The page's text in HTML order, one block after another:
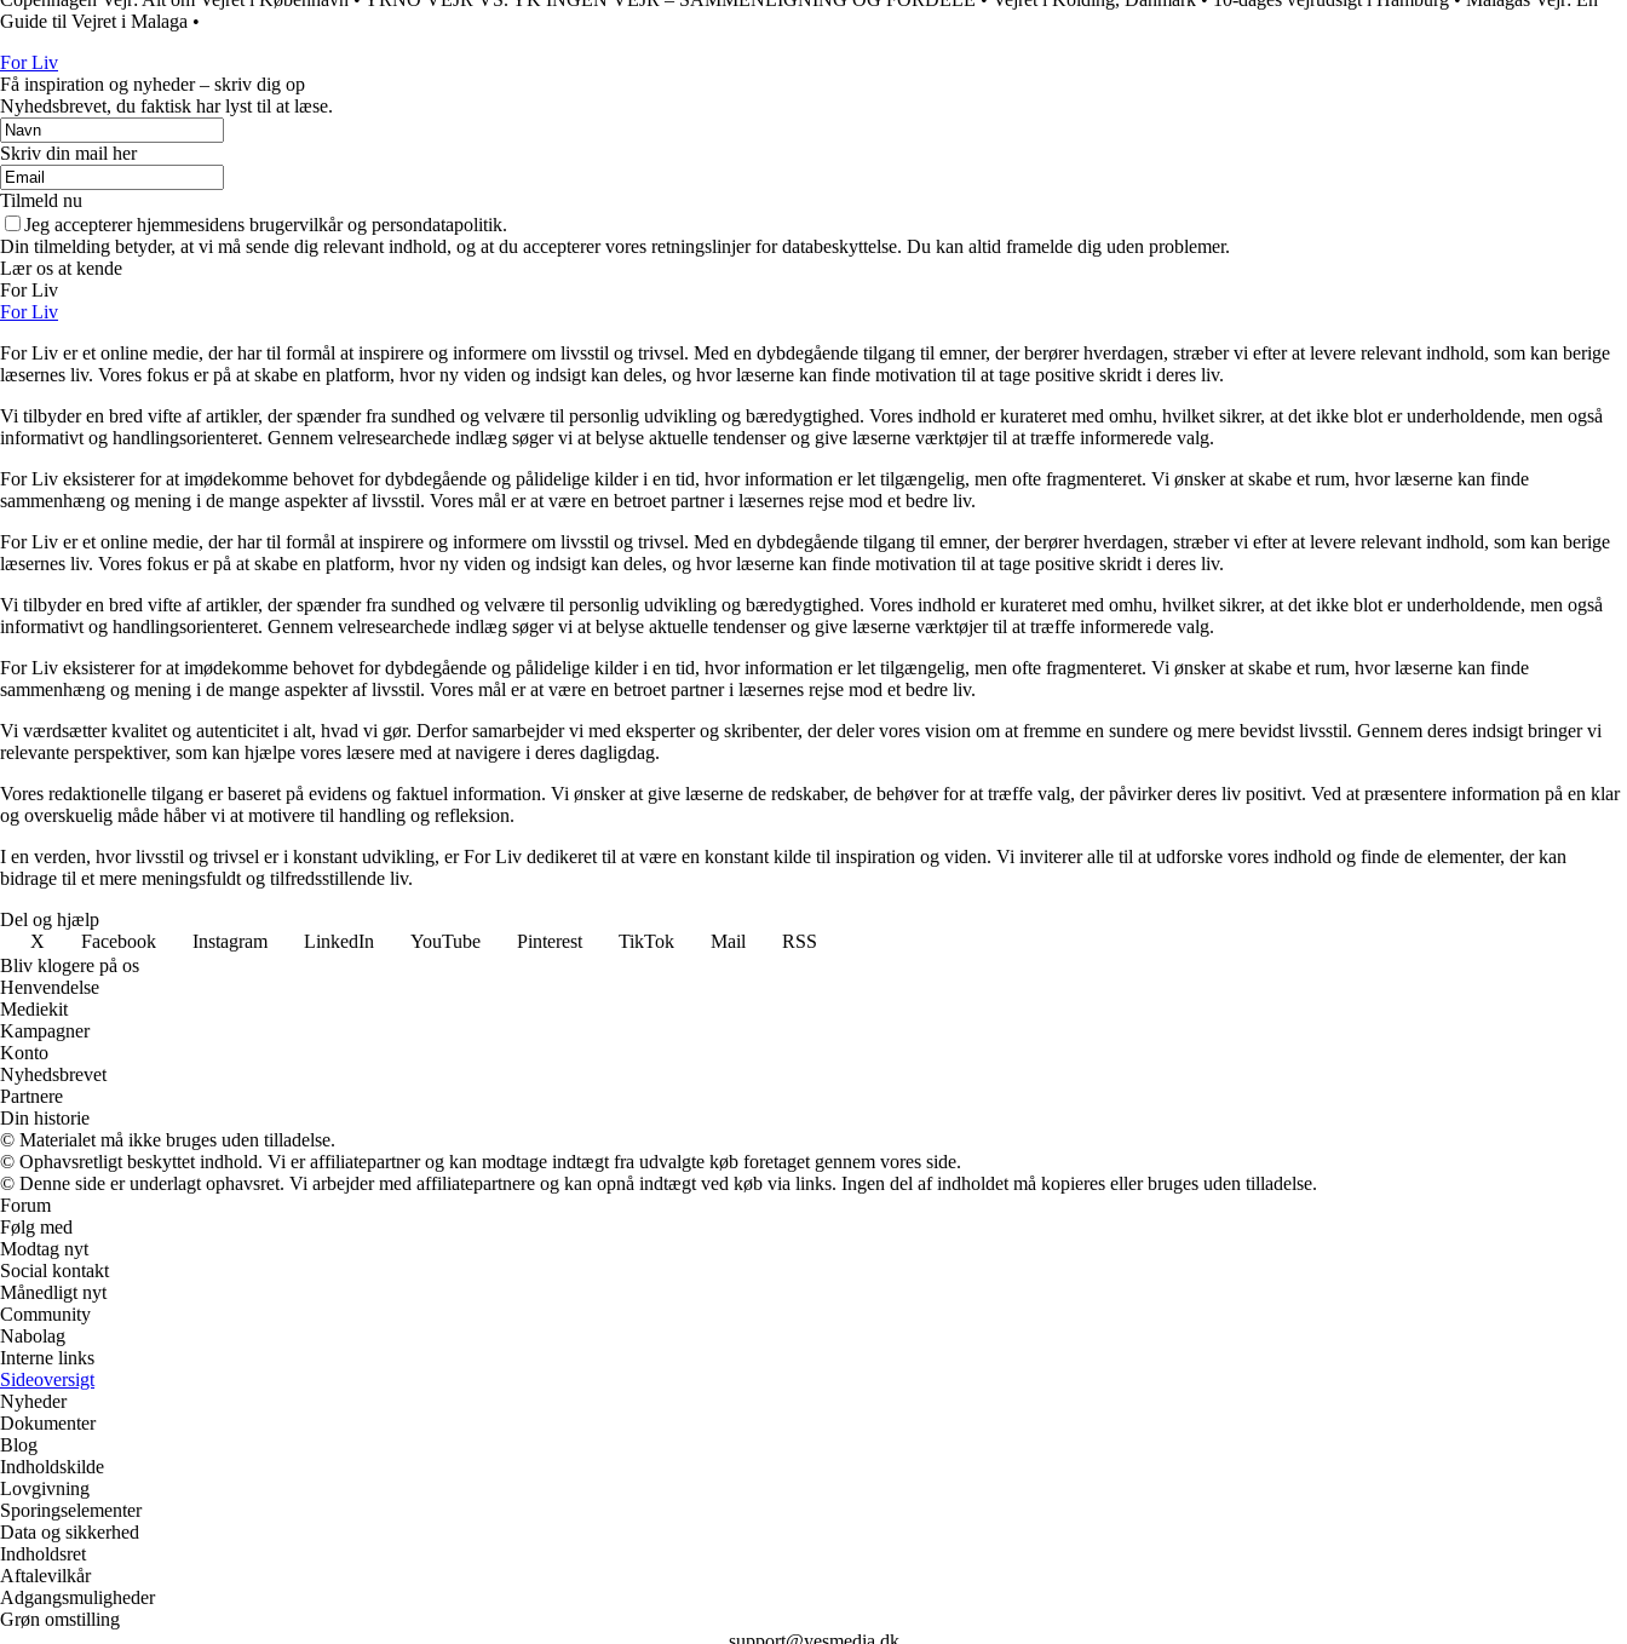
Guide til Vejret i Malaga •
For Liv
Få inspiration og nyheder – skriv dig op
Nyhedsbrevet, du faktisk har lyst til at læse.
Skriv din mail her
Tilmeld nu
Jeg accepterer hjemmesidens brugervilkår og persondatapolitik.
Din tilmelding betyder, at vi må sende dig relevant indhold, og at du accepterer vores retningslinjer for databeskyttelse. Du kan altid framelde dig uden problemer.
Lær os at kende
For Liv
For Liv
For Liv er et online medie, der har til formål at inspirere og informere om livsstil og trivsel. Med en dybdegående tilgang til emner, der berører hverdagen, stræber vi efter at levere relevant indhold, som kan berige
læsernes liv. Vores fokus er på at skabe en platform, hvor ny viden og indsigt kan deles, og hvor læserne kan finde motivation til at tage positive skridt i deres liv.
Vi tilbyder en bred vifte af artikler, der spænder fra sundhed og velvære til personlig udvikling og bæredygtighed. Vores indhold er kurateret med omhu, hvilket sikrer, at det ikke blot er underholdende, men også
informativt og handlingsorienteret. Gennem velresearchede indlæg søger vi at belyse aktuelle tendenser og give læserne værktøjer til at træffe informerede valg.
For Liv eksisterer for at imødekomme behovet for dybdegående og pålidelige kilder i en tid, hvor information er let tilgængelig, men ofte fragmenteret. Vi ønsker at skabe et rum, hvor læserne kan finde
sammenhæng og mening i de mange aspekter af livsstil. Vores mål er at være en betroet partner i læsernes rejse mod et bedre liv.
For Liv er et online medie, der har til formål at inspirere og informere om livsstil og trivsel. Med en dybdegående tilgang til emner, der berører hverdagen, stræber vi efter at levere relevant indhold, som kan berige
læsernes liv. Vores fokus er på at skabe en platform, hvor ny viden og indsigt kan deles, og hvor læserne kan finde motivation til at tage positive skridt i deres liv.
Vi tilbyder en bred vifte af artikler, der spænder fra sundhed og velvære til personlig udvikling og bæredygtighed. Vores indhold er kurateret med omhu, hvilket sikrer, at det ikke blot er underholdende, men også
informativt og handlingsorienteret. Gennem velresearchede indlæg søger vi at belyse aktuelle tendenser og give læserne værktøjer til at træffe informerede valg.
For Liv eksisterer for at imødekomme behovet for dybdegående og pålidelige kilder i en tid, hvor information er let tilgængelig, men ofte fragmenteret. Vi ønsker at skabe et rum, hvor læserne kan finde
sammenhæng og mening i de mange aspekter af livsstil. Vores mål er at være en betroet partner i læsernes rejse mod et bedre liv.
Vi værdsætter kvalitet og autenticitet i alt, hvad vi gør. Derfor samarbejder vi med eksperter og skribenter, der deler vores vision om at fremme en sundere og mere bevidst livsstil. Gennem deres indsigt bringer vi
relevante perspektiver, som kan hjælpe vores læsere med at navigere i deres dagligdag.
Vores redaktionelle tilgang er baseret på evidens og faktuel information. Vi ønsker at give læserne de redskaber, de behøver for at træffe valg, der påvirker deres liv positivt. Ved at præsentere information på en klar
og overskuelig måde håber vi at motivere til handling og refleksion.
I en verden, hvor livsstil og trivsel er i konstant udvikling, er For Liv dedikeret til at være en konstant kilde til inspiration og viden. Vi inviterer alle til at udforske vores indhold og finde de elementer, der kan
bidrage til et mere meningsfuldt og tilfredsstillende liv.
Del og hjælp
X
Facebook Instagram LinkedIn YouTube Pinterest TikTok Mail
RSS
Bliv klogere på os
Henvendelse
Mediekit
Kampagner
Konto
Nyhedsbrevet
Partnere
Din historie
© Materialet må ikke bruges uden tilladelse.
© Ophavsretligt beskyttet indhold. Vi er affiliatepartner og kan modtage indtægt fra udvalgte køb foretaget gennem vores side.
© Denne side er underlagt ophavsret. Vi arbejder med affiliatepartnere og kan opnå indtægt ved køb via links. Ingen del af indholdet må kopieres eller bruges uden tilladelse.
Forum
Følg med
Modtag nyt
Social kontakt
Månedligt nyt
Community
Nabolag
Interne links
Sideoversigt
Nyheder
Dokumenter
Blog
Indholdskilde
Lovgivning
Sporingselementer
Data og sikkerhed
Indholdsret
Aftalevilkår
Adgangsmuligheder
Grøn omstilling